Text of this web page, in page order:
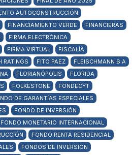
AUTOCONSTRUCCIÓN
FINANCIAMIENTO VERDE
FINANCIERAS
FIRMA ELECTRÓNICA
FIRMA VIRTUAL
FISCALÍA
RATINGS FITO PAEZ
FLEISCHMANN S.A
FLORIANÓPOLIS
FLORIDA
FOLKESTONE
FONDECYT
DE GARANTÍAS ESPECIALES
FONDO DE INVERSIÓN
FONDO MONETARIO INTERNACIONAL
FONDO RENTA RESIDENCIAL
FONDOS DE INVERSIÓN